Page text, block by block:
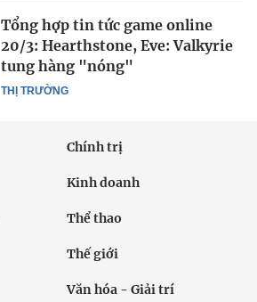
THỊ TRƯỜNG
Tổng hợp tin tức game online
20/3: Hearthstone, Eve: Valkyrie
tung hàng "nóng"
Chính trị
Kinh doanh
Thể thao
Thế giới
Văn hóa - Giải trí